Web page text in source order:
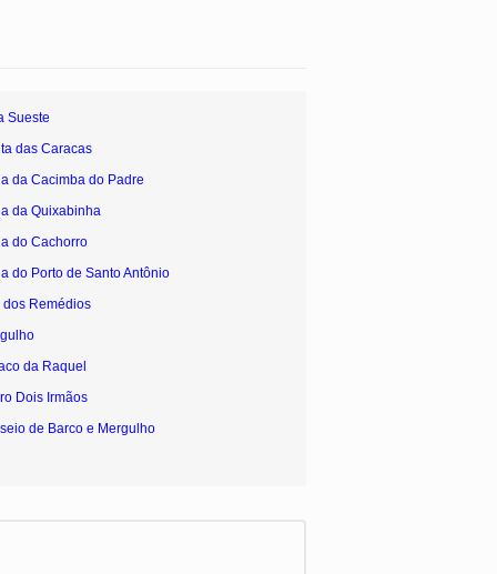
Sueste
das Caracas
da Cacimba do Padre
da Quixabinha
do Cachorro
do Porto de Santo Antônio
dos Remédios
da Raquel
Dois Irmãos
de Barco e Mergulho